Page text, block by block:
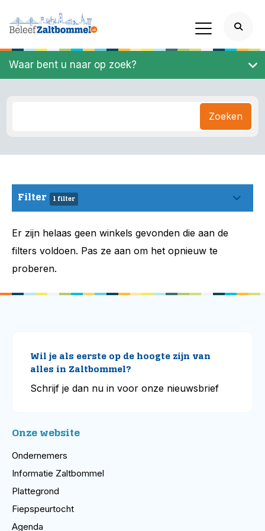
Waar bent u naar op zoek?
Zoeken
Filter 1 filter
Er zijn helaas geen winkels gevonden die aan de
filters voldoen. Pas ze aan om het opnieuw te
proberen.
Wil je als eerste op de hoogte zijn van
alles in Zaltbommel?
Schrijf je dan nu in voor onze nieuwsbrief
Onze website
Ondernemers
Informatie Zaltbommel
Plattegrond
Fiepspeurtocht
Agenda